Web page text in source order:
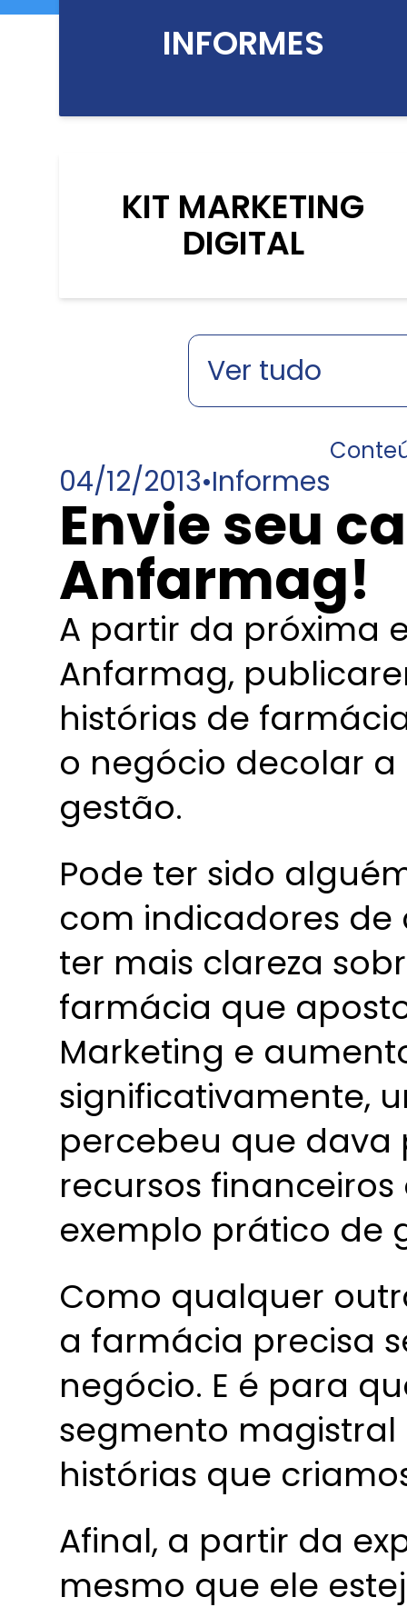
INFORMES
KIT MARKETING
DIGITAL
04/12/2013•Informes
Envie seu
Anfarmag!
A partir da próxima
Anfarmag,
histórias de
o negócio decolar
gestão.
Pode ter sido
com indicadores
ter mais clareza
farmácia que
Marketing e
significativamente,
percebeu que
recursos
exemplo prático de
Como qualquer
a farmácia precisa
negócio. E é para
segmento
histórias que
Afinal, a partir da
mesmo que ele